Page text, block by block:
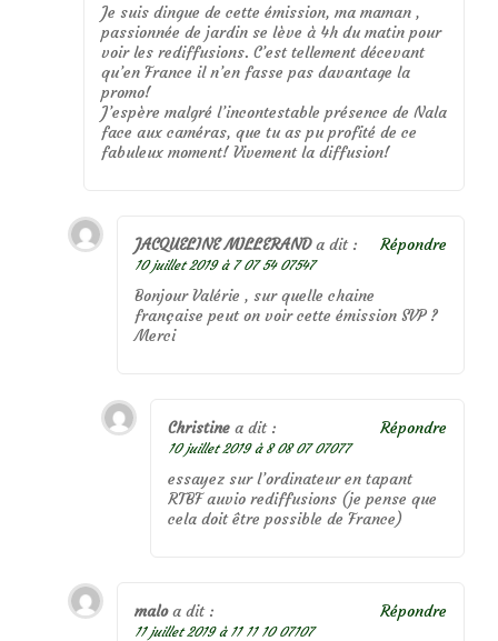
Je suis dingue de cette émission, ma maman ,
passionnée de jardin se lève à 4h du matin pour
voir les rediffusions. C’est tellement décevant
qu’en France il n’en fasse pas davantage la
promo!
J’espère malgré l’incontestable présence de Nala
face aux caméras, que tu as pu profité de ce
fabuleux moment! Vivement la diffusion!
JACQUELINE MILLERAND a dit :
10 juillet 2019 à 7 07 54 07547
Bonjour Valérie , sur quelle chaine
française peut on voir cette émission SVP ?
Merci
Répondre
Christine a dit :
10 juillet 2019 à 8 08 07 07077
essayez sur l’ordinateur en tapant
RTBF auvio rediffusions (je pense que
cela doit être possible de France)
Répondre
malo a dit :
11 juillet 2019 à 11 11 10 07107
Répondre